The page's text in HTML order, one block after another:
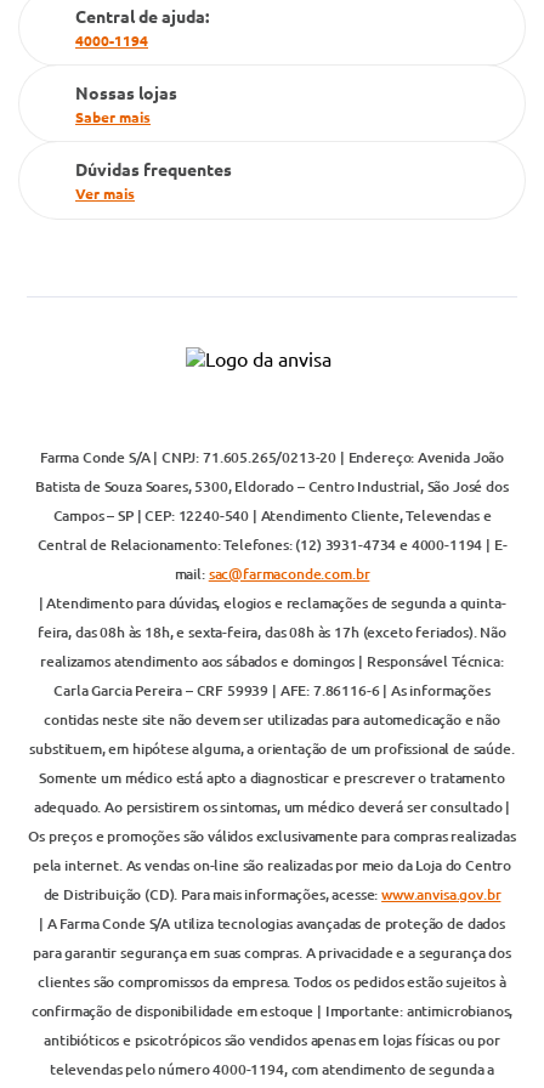
Cartão Grupo Conde
Televendas
Central de ajuda:
4000-1194
Nossas lojas
Saber mais
Dúvidas frequentes
Ver mais
Farma Conde S/A | CNPJ: 71.605.265/0213-20 | Endereço: Avenida João
Batista de Souza Soares, 5300, Eldorado – Centro Industrial, São José dos
Campos – SP | CEP: 12240-540 | Atendimento Cliente, Televendas e
Central de Relacionamento: Telefones: (12) 3931-4734 e 4000-1194 | E-
mail:sac@farmaconde.com.br
| Atendimento para dúvidas, elogios e reclamações de segunda a quinta-
feira, das 08h às 18h, e sexta-feira, das 08h às 17h (exceto feriados). Não
realizamos atendimento aos sábados e domingos | Responsável Técnica:
Carla Garcia Pereira – CRF 59939 | AFE: 7.86116-6 | As informações
contidas neste site não devem ser utilizadas para automedicação e não
substituem, em hipótese alguma, a orientação de um profissional de saúde.
Somente um médico está apto a diagnosticar e prescrever o tratamento
adequado. Ao persistirem os sintomas, um médico deverá ser consultado |
Os preços e promoções são válidos exclusivamente para compras realizadas
pela internet. As vendas on-line são realizadas por meio da Loja do Centro
de Distribuição (CD). Para mais informações, acesse:www.anvisa.gov.br
| A Farma Conde S/A utiliza tecnologias avançadas de proteção de dados
para garantir segurança em suas compras. A privacidade e a segurança dos
clientes são compromissos da empresa. Todos os pedidos estão sujeitos à
confirmação de disponibilidade em estoque | Importante: antimicrobianos,
antibióticos e psicotrópicos são vendidos apenas em lojas físicas ou por
televendas pelo número 4000-1194, com atendimento de segunda a